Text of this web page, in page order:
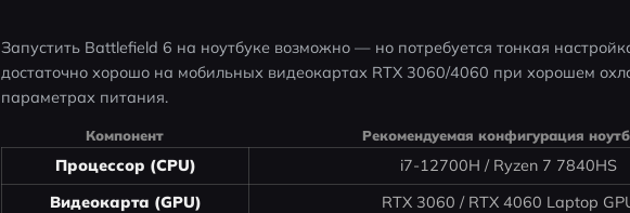
Запустить Battlefield 6 на ноутбуке возможно — но потребуется тонкая
достаточно хорошо на мобильных видеокартах RTX 3060/4060 при хорошем
параметрах питания.
Компонент Рекомендуемая конфигурация
Процессор (CPU)
i7-12700H / Ryzen 7 7840HS
Видеокарта (GPU)
RTX 3060 / RTX 4060 Laptop